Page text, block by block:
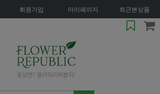
회원가입 마이페이지 최근본상품